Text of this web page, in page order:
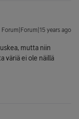
Forum|Forum|15 years ago
mutta niin
väriä ei ole näillä